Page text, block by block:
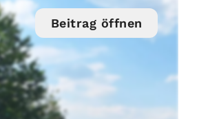
Beitrag öffnen